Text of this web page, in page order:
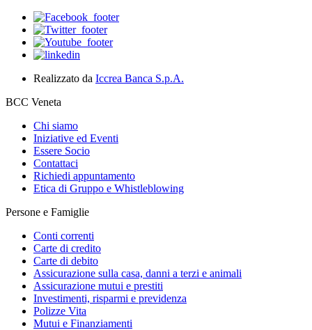
Realizzato da Iccrea Banca S.p.A.
BCC Veneta
Chi siamo
Iniziative ed Eventi
Essere Socio
Contattaci
Richiedi appuntamento
Etica di Gruppo e Whistleblowing
Persone e Famiglie
Conti correnti
Carte di credito
Carte di debito
Assicurazione sulla casa, danni a terzi e animali
Assicurazione mutui e prestiti
Investimenti, risparmi e previdenza
Polizze Vita
Mutui e Finanziamenti